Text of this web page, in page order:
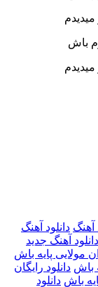
آهنگ
جدید
پایه باش
رایگان